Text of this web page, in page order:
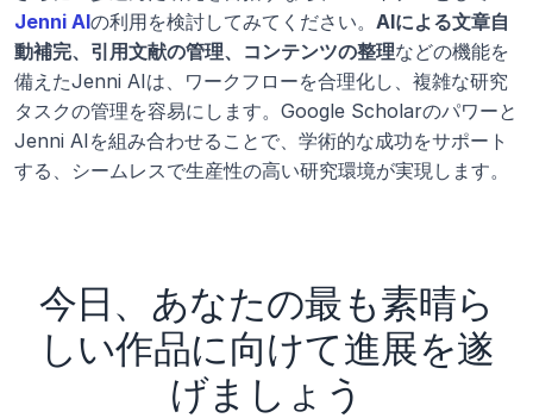
Jenni AIの利用を検討してみてください。 AIによる文章自
動補完、引用文献の管理、コンテンツの整理などの機能を
備えたJenni AIは、ワークフローを合理化し、複雑な研究
タスクの管理を容易にします。Google Scholarのパワーと
Jenni AIを組み合わせることで、学術的な成功をサポート
する、シームレスで生産性の高い研究環境が実現します。
今日、あなたの最も素晴ら
しい作品に向けて進展を遂
げましょう